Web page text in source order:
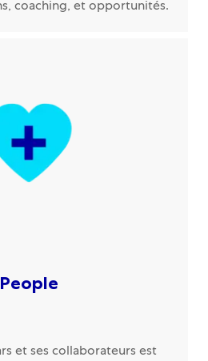
coaching, et opportunités.
People
et ses collaborateurs est